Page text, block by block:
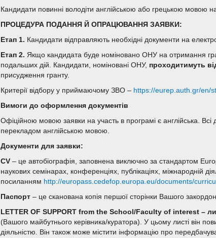
Кандидати повинні володіти англійською або грецькою мовою
ПРОЦЕДУРА ПОДАННЯ Й ОПРАЦЮВАННЯ ЗАЯВКИ:
Етап 1. Кандидати відправляють необхідні документи на
Етап 2. Якщо кандидата буде номіновано ОНУ на отримання
подальших дій. Кандидати, номіновані ОНУ, проходитимуть
присудження гранту.
Критерії відбору у приймаючому ЗВО – https://eurep.auth.gr/en/
Вимоги до оформлення документів
Офіційною мовою заявки на участь в програмі є англійська.
перекладом англійською мовою.
Документи для заявки:
CV – це автобіографія, заповнена виключно за стандартом
наукових семінарах, конференціях, публікаціях, міжнародній
посиланням http://europass.cedefop.europa.eu/documents/
Паспорт – це сканована копія першої сторінки Вашого
LETTER OF SUPPORT from the School/Faculty of interest –
(Вашого майбутнього керівника/куратора). У цьому листі він
діяльністю. Він також може містити інформацію про